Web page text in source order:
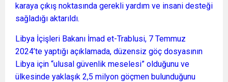
karaya çıkış noktasında gerekli yardım ve insani desteği
sağladığı aktarıldı.
Libya İçişleri Bakanı İmad et-Trablusi, 7 Temmuz
2024’te yaptığı açıklamada, düzensiz göç dosyasının
Libya için “ulusal güvenlik meselesi” olduğunu ve
ülkesinde yaklaşık 2,5 milyon göçmen bulunduğunu